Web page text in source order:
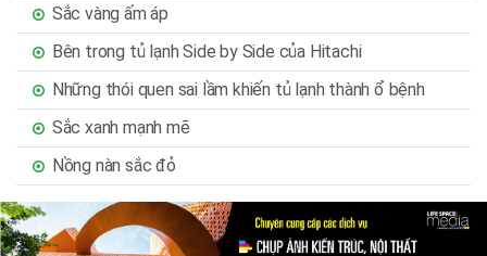
Sắc vàng ấm áp
Bên trong tủ lạnh Side by Side của Hitachi
Những thói quen sai lầm khiến tủ lạnh thành ổ bệnh
Sắc xanh mạnh mẽ
Nồng nàn sắc đỏ